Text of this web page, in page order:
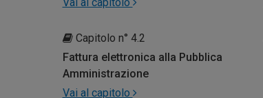
Capitolo n° 4.2
Fattura elettronica alla Pubblica
Amministrazione
Vai al capitolo